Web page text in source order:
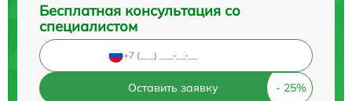
Бесплатная консультация со
специалистом
Оставить заявку